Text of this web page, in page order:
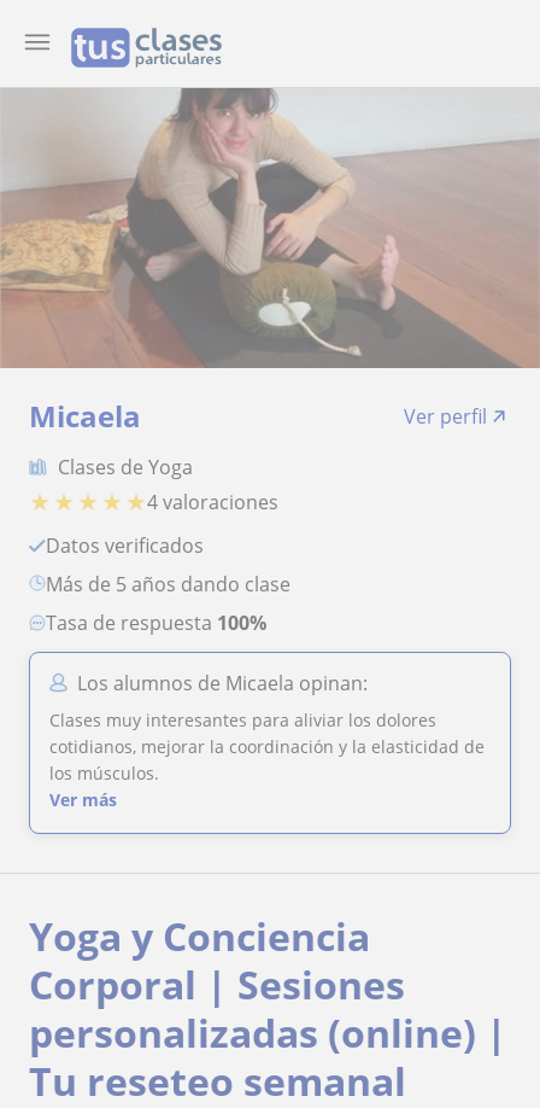
Micaela
Ver perfil
Clases de Yoga
★ ★ ★ ★ ★4 valoraciones
Datos verificados
más de 5 años dando clase
Tasa de respuesta 100%
Los alumnos de Micaela opinan:
Clases muy interesantes para aliviar los dolores
cotidianos, mejorar la coordinación y la elasticidad de
los músculos.
Ver más
Yoga y Conciencia
Corporal | Sesiones
personalizadas (online) |
Tu reseteo semanal